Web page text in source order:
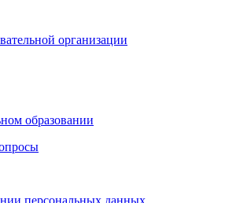
организации
образовании
персональных данных